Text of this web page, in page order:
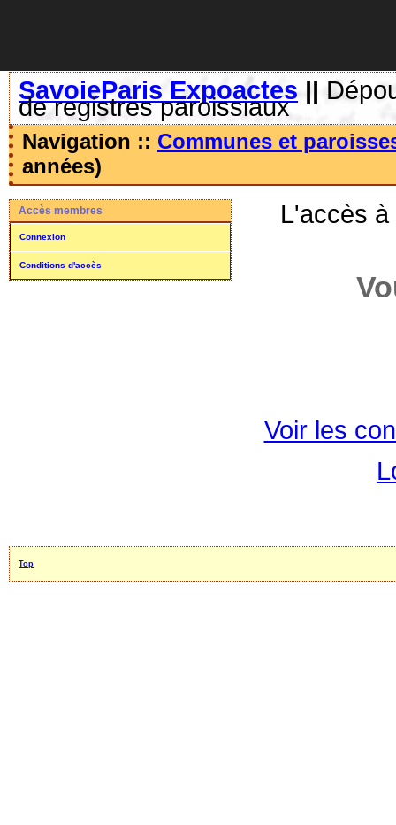
SavoieParis Expoactes ||
de registres paroissiaux
Navigation :: Communes et
années)
Accès membres
Connexion
Conditions d'accès
L'accès
Voir les
Top